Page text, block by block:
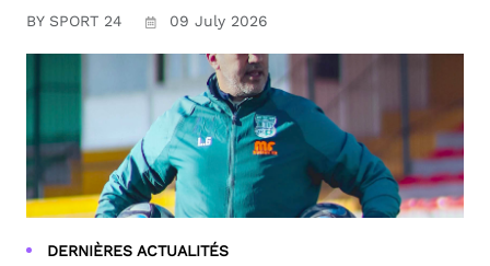
BY SPORT 24 09 July 2026
DERNIÈRES ACTUALITÉS